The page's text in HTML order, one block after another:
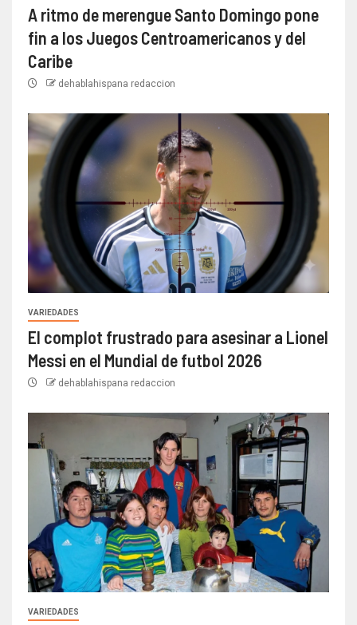
A ritmo de merengue Santo Domingo pone
fin a los Juegos Centroamericanos y del
Caribe
dehablahispana redaccion
VARIEDADES
El complot frustrado para asesinar a Lionel
Messi en el Mundial de futbol 2026
dehablahispana redaccion
VARIEDADES